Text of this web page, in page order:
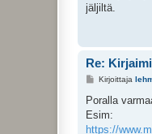
t
jäljiltä.
Re:
V
e
t
i
Kirjoittaja
Poralla
Esim:
https://